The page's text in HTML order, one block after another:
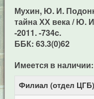
Мухин, Ю. И.
тайна ХХ века / Ю.
-2011. -734c.
ББК: 63.3(0)62
Имеется в наличии:
Филиал (отдел ЦГБ)